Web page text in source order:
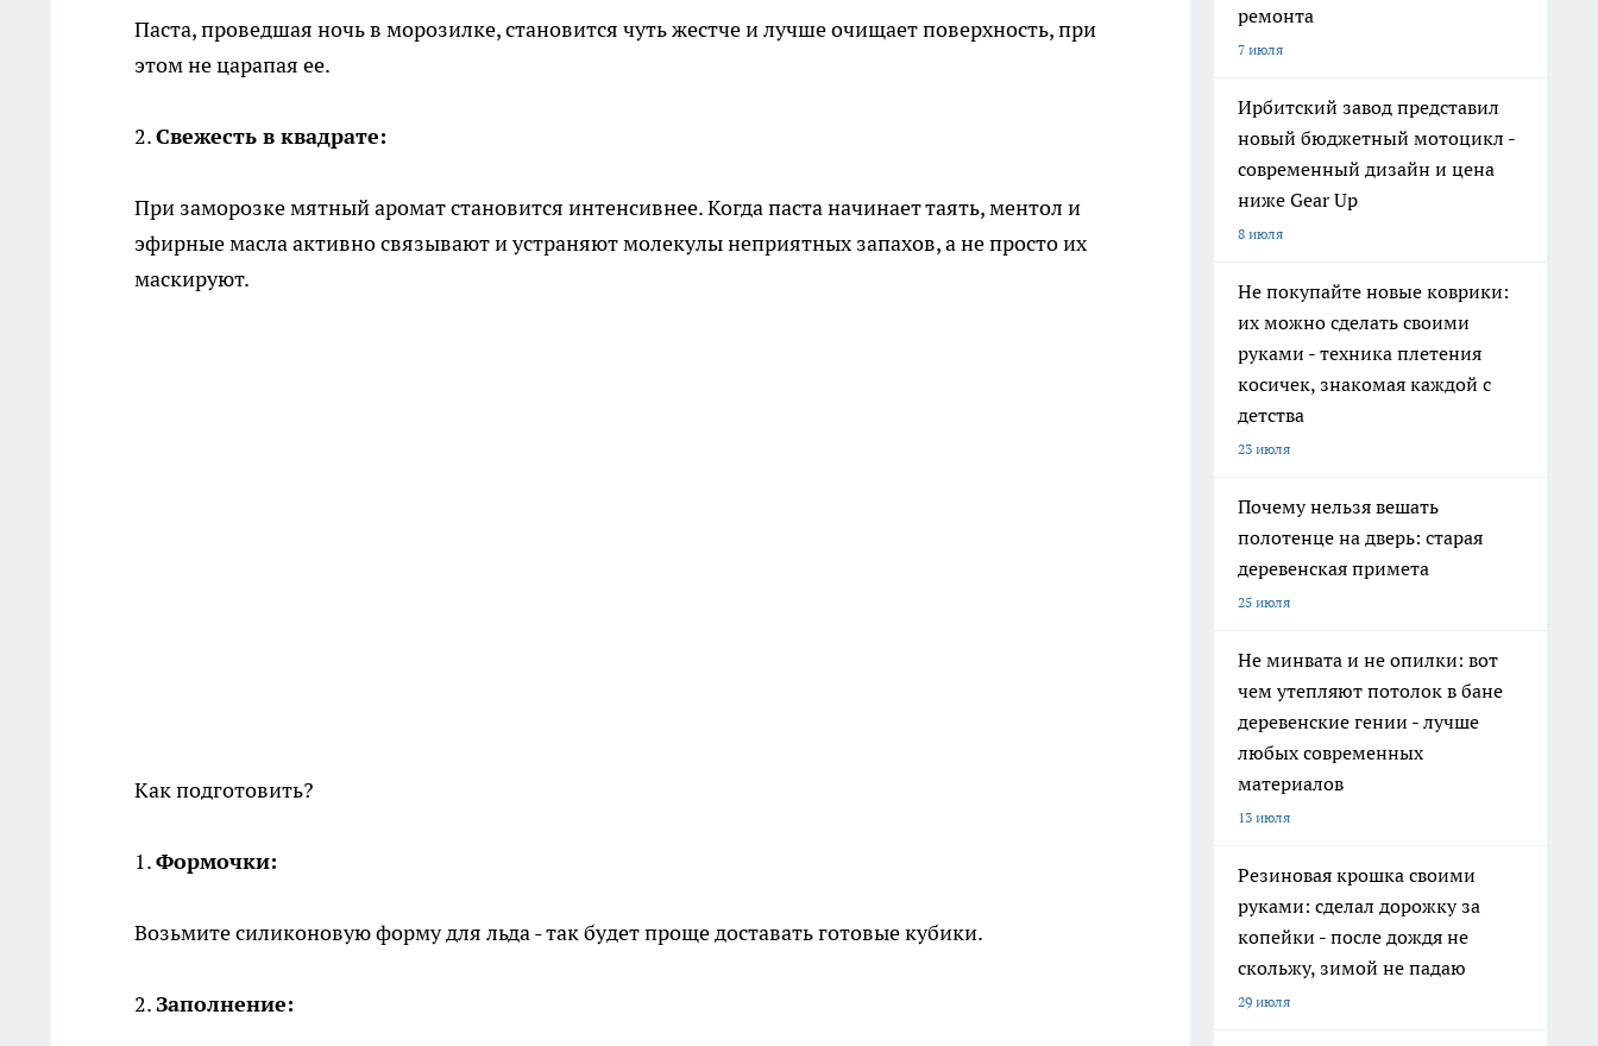
Паста, проведшая ночь в морозилке, становится чуть жестче и лучше очищает поверхность, при
этом не царапая ее.
2.Свежесть в квадрате:
При заморозке мятный аромат становится интенсивнее. Когда паста начинает таять, ментол и
эфирные масла активно связывают и устраняют молекулы неприятных запахов, а не просто их
маскируют.
Как подготовить?
1.Формочки:
Возьмите силиконовую форму для льда - так будет проще доставать готовые кубики.
2.Заполнение:
ремонта
7 июля
Ирбитский завод представил
новый бюджетный мотоцикл -
современный дизайн и цена
ниже Gear Up
8 июля
Не покупайте новые коврики:
их можно сделать своими
руками - техника плетения
косичек, знакомая каждой с
детства
23 июля
Почему нельзя вешать
полотенце на дверь: старая
деревенская примета
25 июля
Не минвата и не опилки: вот
чем утепляют потолок в бане
деревенские гении - лучше
любых современных
материалов
13 июля
Резиновая крошка своими
руками: сделал дорожку за
копейки - после дождя не
скольжу, зимой не падаю
29 июля